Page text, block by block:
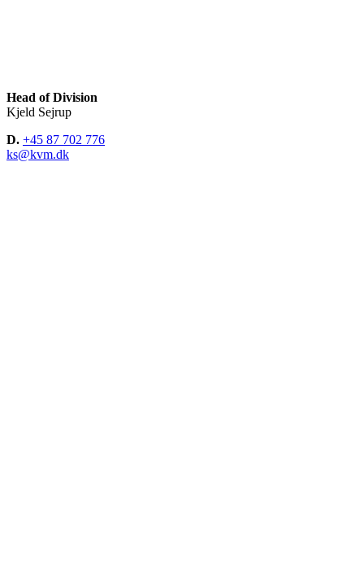
Head of Division
Kjeld Sejrup
D. +45 87 702 776
ks@kvm.dk